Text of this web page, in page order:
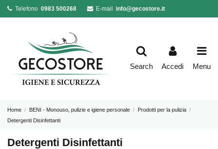
Telefono0983 500268 E-mail info@gecostore.it
Search Accedi Menu
Home BENI - Monouso, pulizie e igiene personale
Prodotti per la pulizia
Detergenti Disinfettanti
Detergenti Disinfettanti